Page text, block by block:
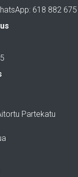
618 882 675
Partekatu